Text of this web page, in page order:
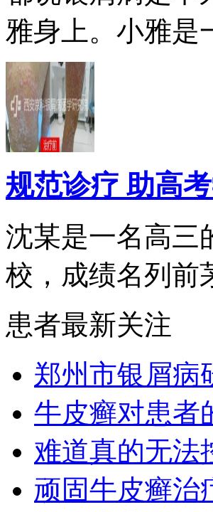
雅身上。小雅是
规范诊疗 助高
沈某是一名高三
校，成绩名列前
患者最新关注
郑州市银屑病
牛皮癣对患者
难道真的无法
顽固牛皮癣治